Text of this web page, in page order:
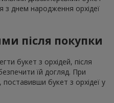
з днем народження орхідеї
після покупки
букет з орхідей, після
їй догляд. При
букет з орхідеї у